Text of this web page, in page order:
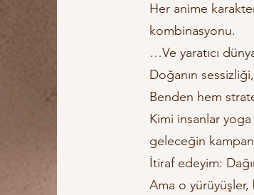
Her anime
kombinasyonu.
…Ve yaratıcı
Doğanın
Benden hem
Kimi insanlar
geleceğin
İtiraf edeyim:
Ama o